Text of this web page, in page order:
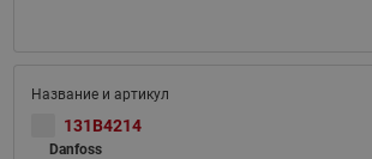
131B4214
Danfoss